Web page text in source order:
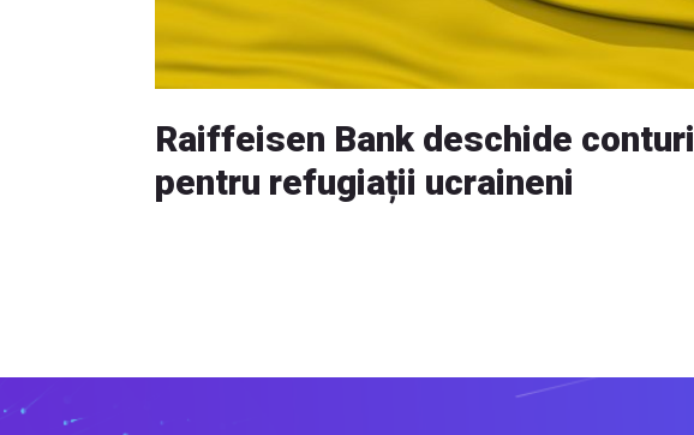
Raiffeisen Bank deschide conturi
pentru refugiații ucraineni